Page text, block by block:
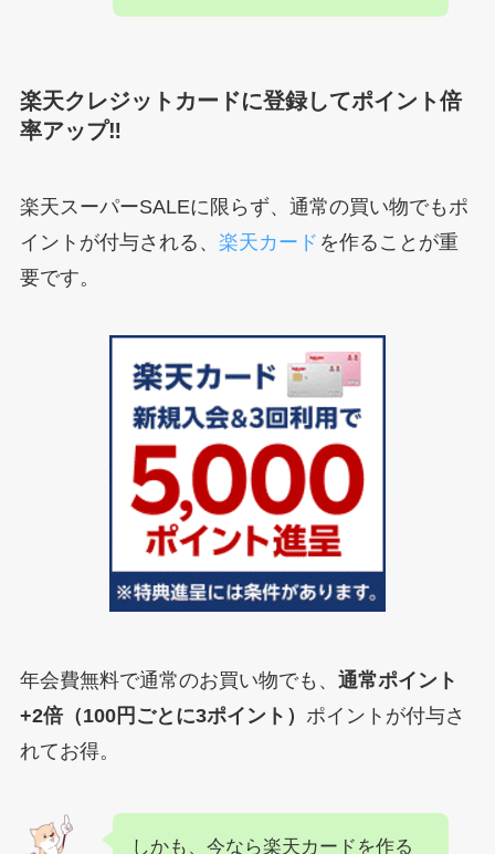
楽天クレジットカードに登録してポイント倍
率アップ‼︎
楽天スーパーSALEに限らず、通常の買い物でもポ
イントが付与される、 楽天カード を作ることが重
要です。
年会費無料で通常のお買い物でも、 通常ポイント
+2倍（100円ごとに3ポイント） ポイントが付与さ
れてお得。
しかも、今なら楽天カードを作る